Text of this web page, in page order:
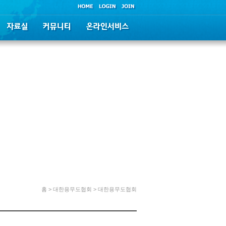
홈 > 대한용무도협회 > 대한용무도협회